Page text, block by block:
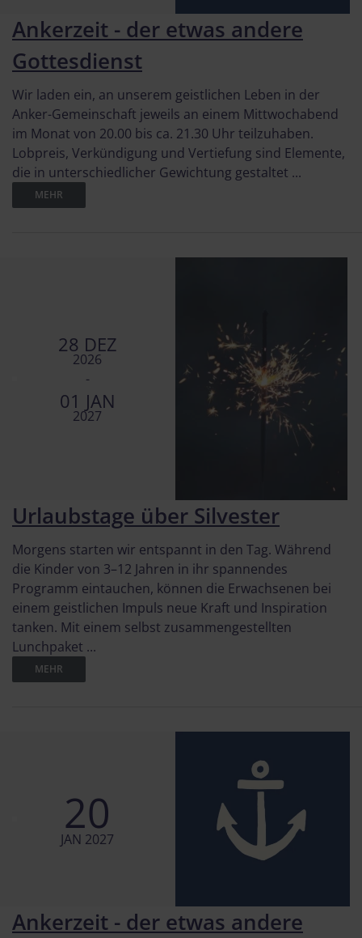
Ankerzeit - der etwas andere
Gottesdienst
Wir laden ein, an unserem geistlichen Leben in der
Anker-Gemeinschaft jeweils an einem Mittwochabend
im Monat von 20.00 bis ca. 21.30 Uhr teilzuhaben.
Lobpreis, Verkündigung und Vertiefung sind Elemente,
die in unterschiedlicher Gewichtung gestaltet ...
MEHR
28 DEZ
2026
-
01 JAN
2027
Urlaubstage über Silvester
Morgens starten wir entspannt in den Tag. Während
die Kinder von 3–12 Jahren in ihr spannendes
Programm eintauchen, können die Erwachsenen bei
einem geistlichen Impuls neue Kraft und Inspiration
tanken. Mit einem selbst zusammengestellten
Lunchpaket ...
MEHR
20
JAN 2027
Ankerzeit - der etwas andere